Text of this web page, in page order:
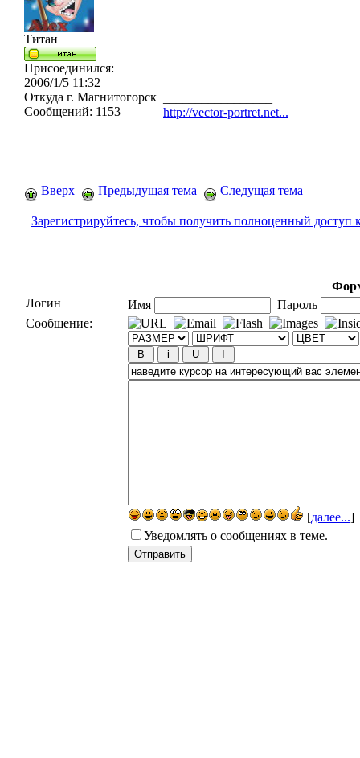
Титан
Присоединился:
2006/1/5 11:32
Откуда г. Магнитогорск
Сообщений: 1153
http://vector-portret.net...
Вверх Предыдущая тема Следущая тема
Зарегистрируйтесь, чтобы получить полноценный доступ
Логин
Имя
Пароль
Сообщение:
[далее...]
Уведомлять о сообщениях в теме.